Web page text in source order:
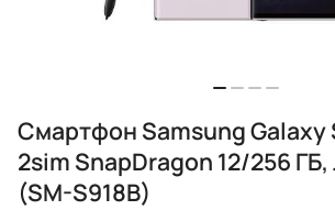
Смартфон Samsung Galaxy
2sim SnapDragon 12/256
(SM-S918B)